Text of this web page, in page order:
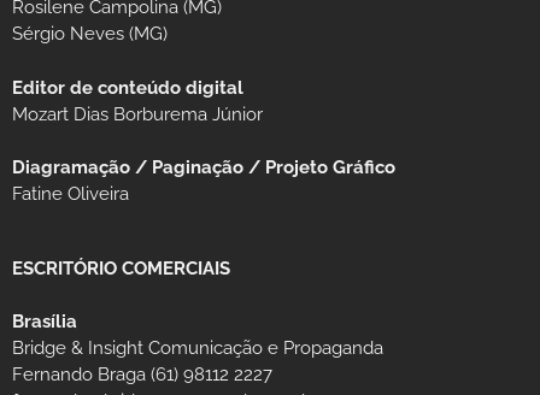
Rosilene Campolina (MG)
Sérgio Neves (MG)
Editor de conteúdo digital
Mozart Dias Borburema Júnior
Diagramação / Paginação / Projeto Gráfico
Fatine Oliveira
ESCRITÓRIO COMERCIAIS
Brasília
Bridge & Insight Comunicação e Propaganda
Fernando Braga (61) 98112 2227